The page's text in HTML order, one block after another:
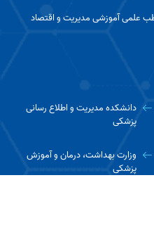
علمی آموزشی مدیریت و اقتصاد
دانشکده مدیریت و اطلاع رسانی
پزشکی
وزارت بهداشت، درمان و آموزش
پزشکی